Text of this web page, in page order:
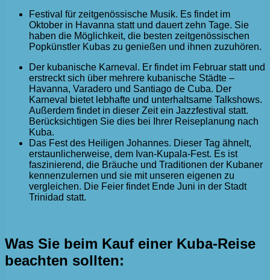
Festival für zeitgenössische Musik. Es findet im
Oktober in Havanna statt und dauert zehn Tage. Sie
haben die Möglichkeit, die besten zeitgenössischen
Popkünstler Kubas zu genießen und ihnen zuzuhören.
Der kubanische Karneval. Er findet im Februar statt und
erstreckt sich über mehrere kubanische Städte –
Havanna, Varadero und Santiago de Cuba. Der
Karneval bietet lebhafte und unterhaltsame Talkshows.
Außerdem findet in dieser Zeit ein Jazzfestival statt.
Berücksichtigen Sie dies bei Ihrer Reiseplanung nach
Kuba.
Das Fest des Heiligen Johannes. Dieser Tag ähnelt,
erstaunlicherweise, dem Ivan-Kupala-Fest. Es ist
faszinierend, die Bräuche und Traditionen der Kubaner
kennenzulernen und sie mit unseren eigenen zu
vergleichen. Die Feier findet Ende Juni in der Stadt
Trinidad statt.
Was Sie beim Kauf einer Kuba-Reise
beachten sollten: